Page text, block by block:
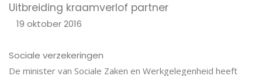
Uitbreiding kraamverlof partner
19 oktober 2016
Sociale verzekeringen
De minister van Sociale Zaken en Werkgelegenheid heeft